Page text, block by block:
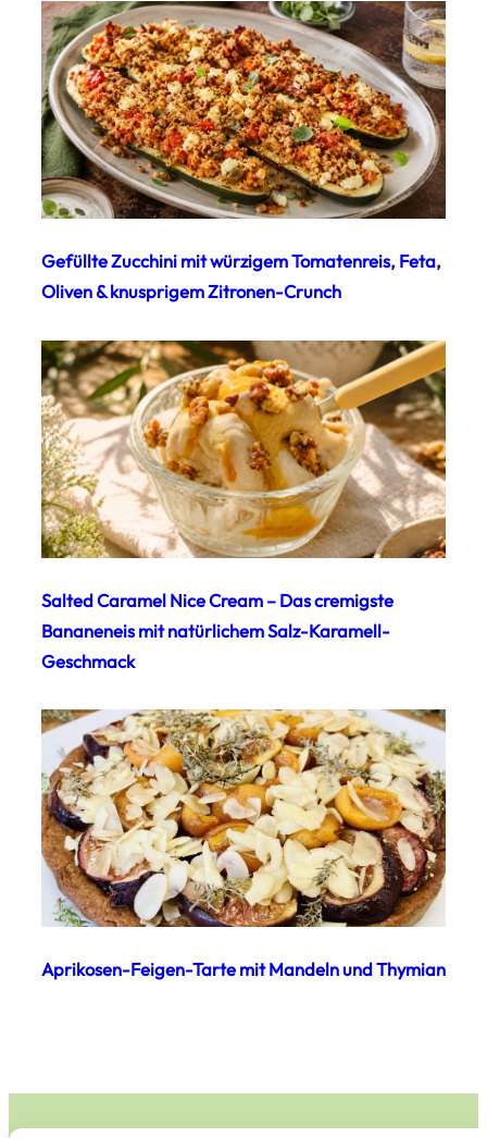
Gefüllte Zucchini mit würzigem Tomatenreis, Feta,
Oliven & knusprigem Zitronen-Crunch
Salted Caramel Nice Cream – Das cremigste
Bananeneis mit natürlichem Salz-Karamell-
Geschmack
Aprikosen-Feigen-Tarte mit Mandeln und Thymian